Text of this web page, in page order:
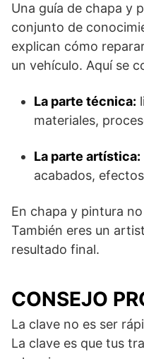
Una guía de chapa y
conjunto de
explican cómo
un vehículo. Aquí se
La parte técnica:
materiales,
La parte artística:
acabados,
En chapa y pintura
También eres un
resultado final.
CONSEJO
La clave no es ser
La clave es que tus